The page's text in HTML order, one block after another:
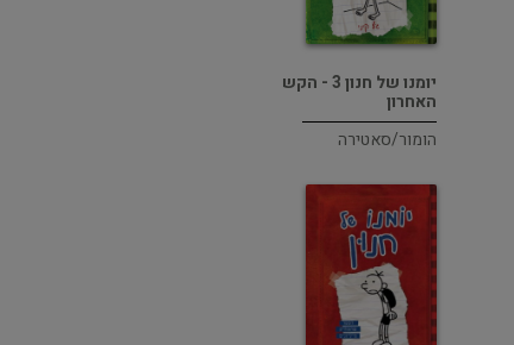
יומנו של חנון 3 - הקש
האחרון
הומור/סאטירה